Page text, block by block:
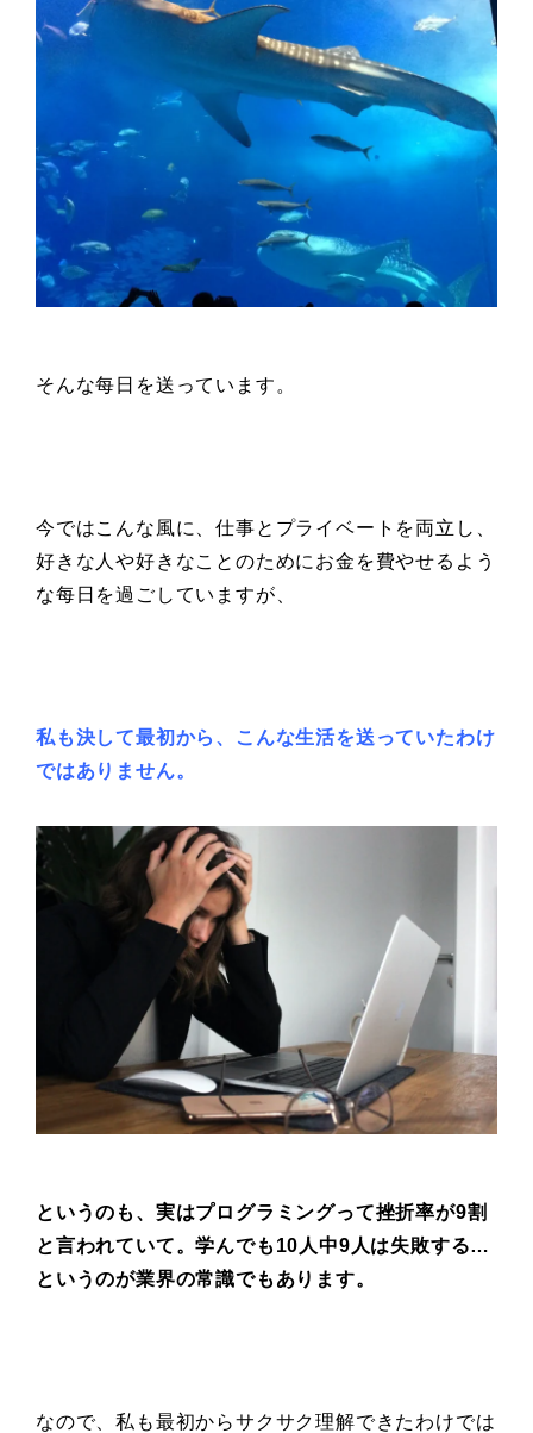
そんな每日を送っています。
今ではこんな風に、仕事とプライベートを両立し、
好きな人や好きなことのためにお金を費やせるよう
な每日を過ごしていますが、
私も決して最初から、こんな生活を送っていたわけ
ではありません。
というのも、実はプログラミングって挫折率が9割
と言われていて。学んでも10人中9人は失敗する…
というのが業界の常識でもあります。
なので、私も最初からサクサク理解できたわけでは